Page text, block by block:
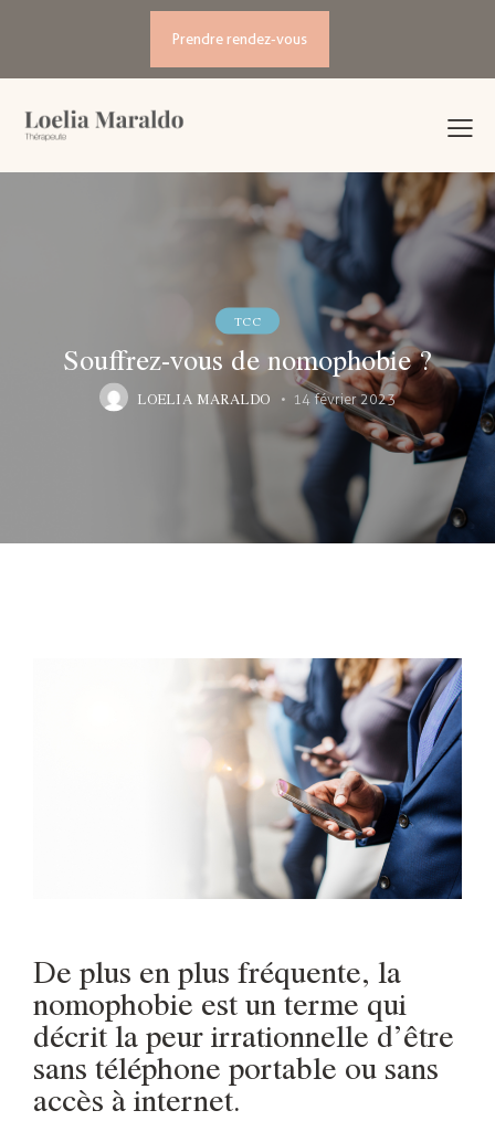
Prendre rendez-vous
TCC
Souffrez-vous de nomophobie ?
LOELIA MARALDO 14 février 2023
De plus en plus fréquente, la
nomophobie est un terme qui
décrit la peur irrationnelle d’être
sans téléphone portable ou sans
accès à internet.